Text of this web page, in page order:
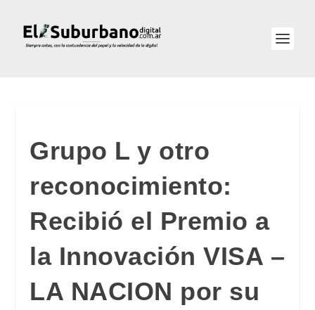
Grupo L y otro
reconocimiento:
Recibió el Premio a
la Innovación VISA –
LA NACION por su